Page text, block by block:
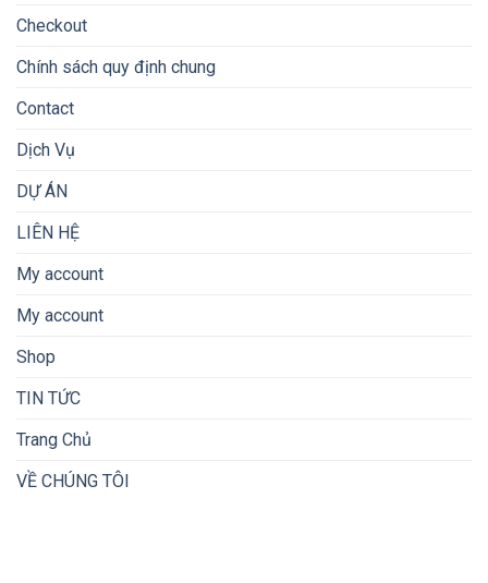
Checkout
Chính sách quy định chung
Contact
Dịch Vụ
DỰ ÁN
LIÊN HỆ
My account
My account
Shop
TIN TỨC
Trang Chủ
VỀ CHÚNG TÔI